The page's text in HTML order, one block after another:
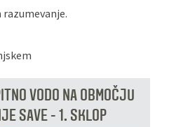
razumevanje.
VODO NA OBMOČJU
SAVE - 1. SKLOP